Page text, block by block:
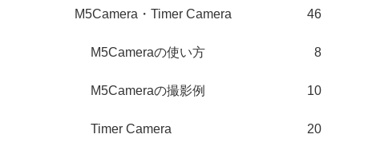
M5Camera・Timer Camera 46
M5Cameraの使い方 8
M5Cameraの撮影例 10
Timer Camera 20